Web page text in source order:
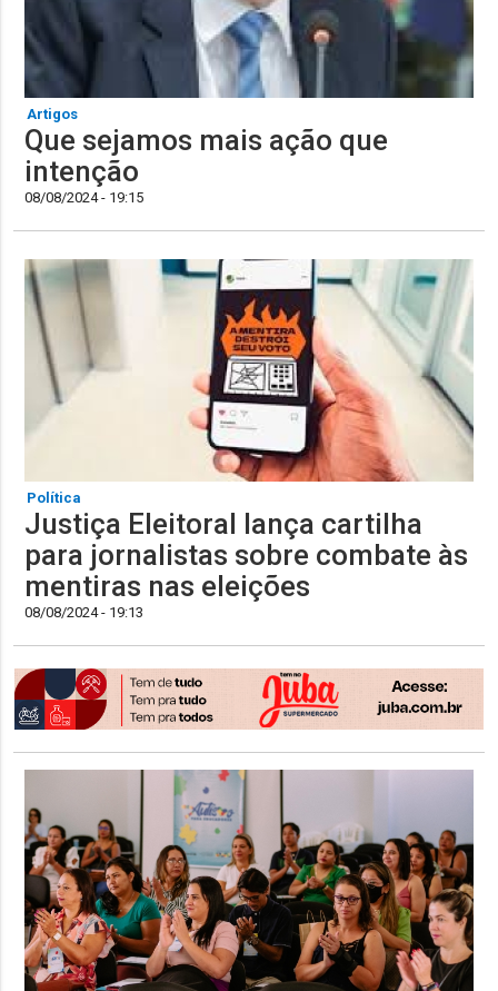
Artigos
Que sejamos mais ação que
intenção
08/08/2024 - 19:15
Política
Justiça Eleitoral lança cartilha
para jornalistas sobre combate às
mentiras nas eleições
08/08/2024 - 19:13